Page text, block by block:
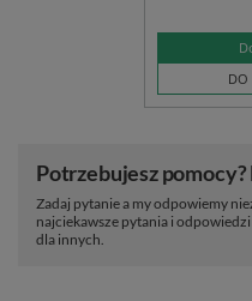
DO
Potrzebujesz pomocy?
Zadaj pytanie a my odpowiemy
najciekawsze pytania i
dla innych.